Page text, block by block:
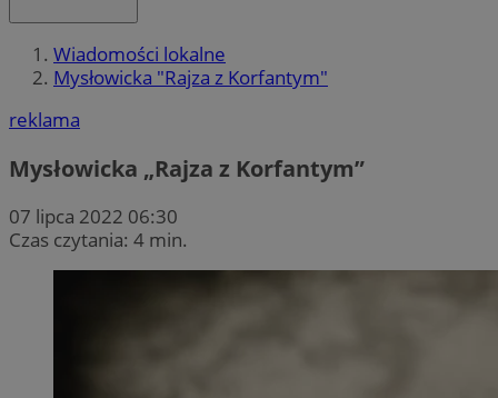
Wiadomości lokalne
Mysłowicka "Rajza z Korfantym"
reklama
Mysłowicka „Rajza z Korfantym”
07 lipca 2022 06:30
Czas czytania: 4 min.